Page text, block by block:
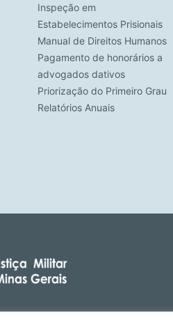
Inspeção em
Estabelecimentos Prisionais
Manual de Direitos Humanos
Pagamento de honorários a
advogados dativos
Priorização do Primeiro Grau
Relatórios Anuais